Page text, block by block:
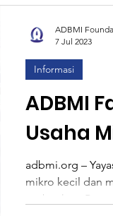
Sejahtera
Slider
ADBMI
Usaha
Modal
adbmi.org –
mikro kecil dan
perbankan. Para
Informasi
ADBMI
7 Jul 2023